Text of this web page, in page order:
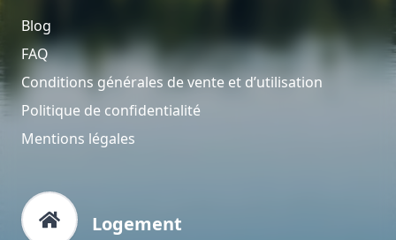
Blog
FAQ
Conditions générales de vente et d’utilisation
Politique de confidentialité
Mentions légales
Logement